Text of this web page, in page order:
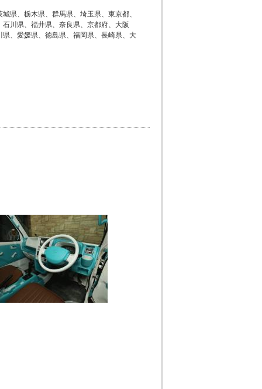
県、栃木県、群馬県、埼玉県、東京都、
川県、福井県、奈良県、京都府、大阪
、愛媛県、徳島県、福岡県、長崎県、大